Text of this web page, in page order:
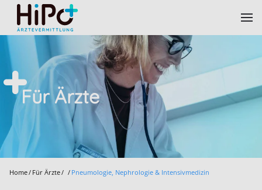
Skip to main content
Für Ärzte
Home Für Ärzte Pneumologie, Nephrologie & Intensivmedizin